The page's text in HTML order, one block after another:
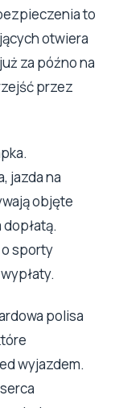
to
otwiera
za późno na
przez
jazda na
objęte
sporty
polisa
wyjazdem.